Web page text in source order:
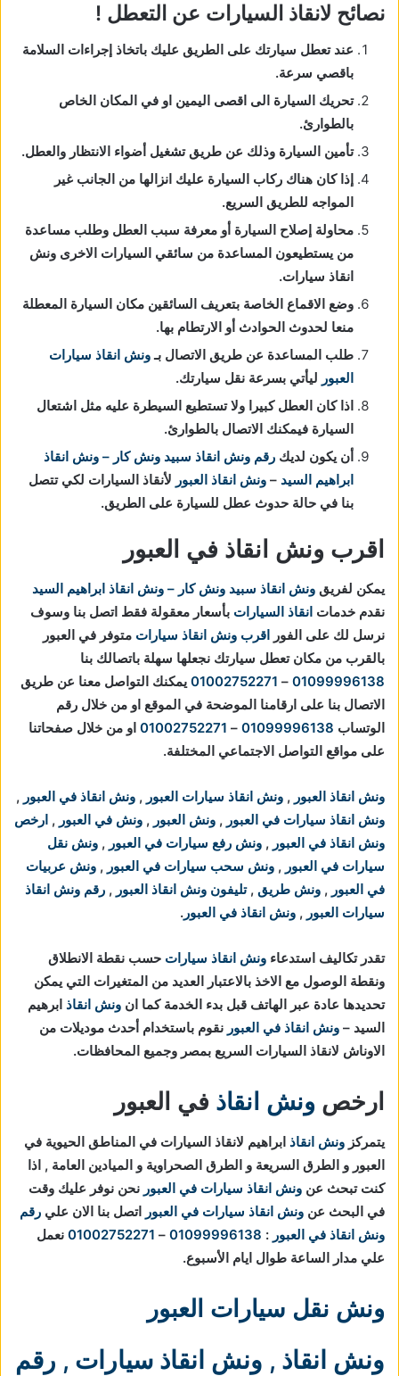
نصائح لانقاذ السيارات عن التعطل !
عند تعطل سيارتك على الطريق عليك باتخاذ إجراءات السلامة
باقصي سرعة.
تحريك السيارة الى اقصى اليمين او في المكان الخاص
بالطوارئ.
تأمين السيارة وذلك عن طريق تشغيل أضواء الانتظار والعطل.
إذا كان هناك ركاب السيارة عليك انزالها من الجانب غير
المواجه للطريق السريع.
محاولة إصلاح السيارة أو معرفة سبب العطل وطلب مساعدة
من يستطيعون المساعدة من سائقي السيارات الاخرى ونش
انقاذ سيارات.
وضع الاقماع الخاصة بتعريف السائقين مكان السيارة المعطلة
منعا لحدوث الحوادث أو الارتطام بها.
طلب المساعدة عن طريق الاتصال بـونش انقاذ سيارات
العبور ليأتي بسرعة نقل سيارتك.
اذا كان العطل كبيرا ولا تستطيع السيطرة عليه مثل اشتعال
السيارة فيمكنك الاتصال بالطوارئ.
أن يكون لديك رقم ونش انقاذ سبيد ونش كار – ونش انقاذ
ابراهيم السيد – ونش انقاذ العبور لأنقاذ السيارات لكي تتصل
بنا في حالة حدوث عطل للسيارة على الطريق.
اقرب ونش انقاذ في العبور
يمكن لفريق ونش انقاذ سبيد ونش كار – ونش انقاذ ابراهيم السيد
نقدم خدمات انقاذ السيارات بأسعار معقولة فقط اتصل بنا وسوف
نرسل لك على الفور
اقرب ونش انقاذ سيارات متوفر في العبور
بالقرب من مكان تعطل سيارتك نجعلها سهلة باتصالك بنا
01099996138
–
01002752271 يمكنك التواصل معنا عن طريق
الاتصال بنا على ارقامنا الموضحة في الموقع او من خلال رقم
الوتساب 01099996138
–
01002752271 او من خلال صفحاتنا
على مواقع التواصل الاجتماعي المختلفة.
ونش انقاذ العبور , ونش انقاذ سيارات العبور , ونش انقاذ في العبور ,
ونش انقاذ سيارات في العبور , ونش العبور , ونش في العبور , ارخص
ونش انقاذ في العبور , ونش رفع سيارات في العبور , ونش نقل
سيارات في العبور , ونش سحب سيارات في العبور , ونش عربيات
في العبور , ونش طريق ,تليفون ونش انقاذ العبور , رقم ونش انقاذ
سيارات العبور , ونش انقاذ في العبور .
تقدر تكاليف استدعاء ونش انقاذ سيارات حسب نقطة الانطلاق
ونقطة الوصول مع الاخذ بالاعتبار العديد من المتغيرات التي يمكن
تحديدها عادة عبر الهاتف قبل بدء الخدمة كما ان ونش انقاذ ابرهيم
السيد – ونش انقاذ في العبور نقوم باستخدام أحدث موديلات من
الاوناش لانقاذ السيارات السريع بمصر وجميع المحافظات.
ارخص ونش انقاذ في العبور
يتمركز ونش انقاذ ابراهيم لانقاذ السيارات في المناطق الحيوية في
العبور و الطرق السريعة و الطرق الصحراوية و الميادين العامة , اذا
كنت تبحث عن ونش انقاذ سيارات في العبور نحن نوفر عليك وقت
في البحث عن ونش انقاذ سيارات في العبور اتصل بنا الان علي رقم
ونش انقاذ في العبور :
01099996138
–
01002752271 نعمل
علي مدار الساعة طوال ايام الأسبوع.
ونش نقل سيارات العبور
ونش انقاذ , ونش انقاذ سيارات , رقم